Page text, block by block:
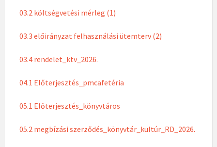
03.2 költségvetési mérleg (1)
03.3 előirányzat felhasználási ütemterv (2)
03.4 rendelet_ktv_2026.
04.1 Előterjesztés_pmcafetéria
05.1 Előterjesztés_könyvtáros
05.2 megbízási szerződés_könyvtár_kultúr_RD_2026.